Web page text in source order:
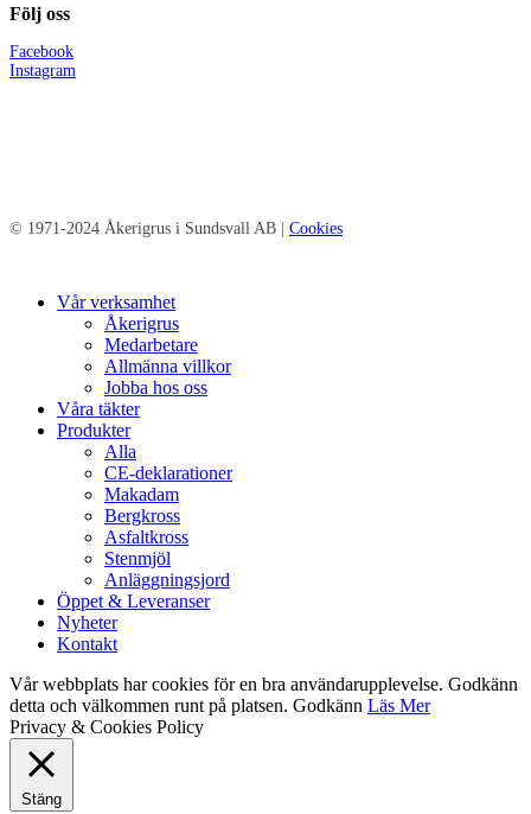
Följ oss
Facebook
Instagram
© 1971-2024 Åkerigrus i Sundsvall AB | Cookies
Close
Vår verksamhet
Åkerigrus
Medarbetare
Allmänna villkor
Jobba hos oss
Våra täkter
Produkter
Alla
CE-deklarationer
Makadam
Bergkross
Asfaltkross
Stenmjöl
Anläggningsjord
Öppet & Leveranser
Nyheter
Kontakt
Vår webbplats har cookies för en bra användarupplevelse. Godkänn
detta och välkommen runt på platsen. Godkänn Läs Mer
Privacy & Cookies Policy
Stäng